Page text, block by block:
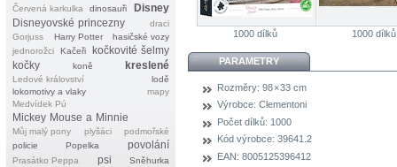
Červená karkulka
dinosauři
Disney
Disneyovské princezny
draci
Gorjuss
Harry Potter
hasičské vozy
jednorožci
Kačeři
kočkovité šelmy
kočky
koně kreslené
Ledové království
lodě
lokomotivy a vlaky
mapy
Medvídek Pú
Mickey Mouse a Minnie
Můj malý pony plyšáci
podmořské
policie
Popelka povolání
Prasátko Peppa psi
Sněhurka
1000 dílků 1000 dílků
PARAMETRY
Rozměry: 98 × 33 cm
Výrobce: Clementoni
Počet dílků: 1000
Kód výrobce: 39641.2
EAN: 8005125396412